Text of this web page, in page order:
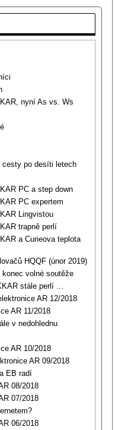
nyní As vs. Ws
po desíti letech
PC a step down
PC expertem
Lingvistou
trapně perlí
a Curieova teplota
HQQF (únor 2019)
volné soutěže
stále perlí ...
AR 12/2018
AR 11/2018
v nedohlednu
AR 10/2018
AR 09/2018
EB radí
08/2018
07/2018
06/2018